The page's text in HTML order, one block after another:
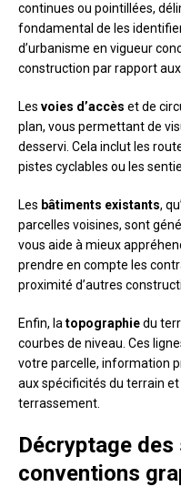
continues ou pointillées,
fondamental de les
d’urbanisme en vigueur
construction par rapport
Les voies d’accès et de
plan, vous permettant de
desservi. Cela inclut les
pistes cyclables ou les
Les bâtiments existants,
parcelles voisines, sont
vous aide à mieux
prendre en compte les
proximité d’autres
Enfin, la topographiedu
courbes de niveau. Ces
votre parcelle, information
aux spécificités du terrain
terrassement.
Décryptage
conventions